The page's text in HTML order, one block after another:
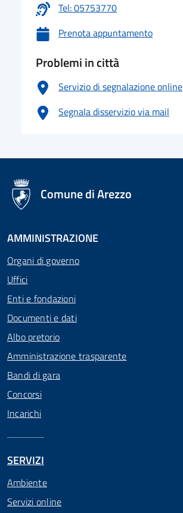
Tel: 05753770
Prenota appuntamento
Problemi in città
Servizio di segnalazione online
Segnala disservizio via mail
logo Unione Europea
Comune di Arezzo
AMMINISTRAZIONE
Organi di governo
Uffici
Enti e fondazioni
Documenti e dati
Albo pretorio
Amministrazione trasparente
Bandi di gara
Concorsi
Incarichi
SERVIZI
Ambiente
Servizi online